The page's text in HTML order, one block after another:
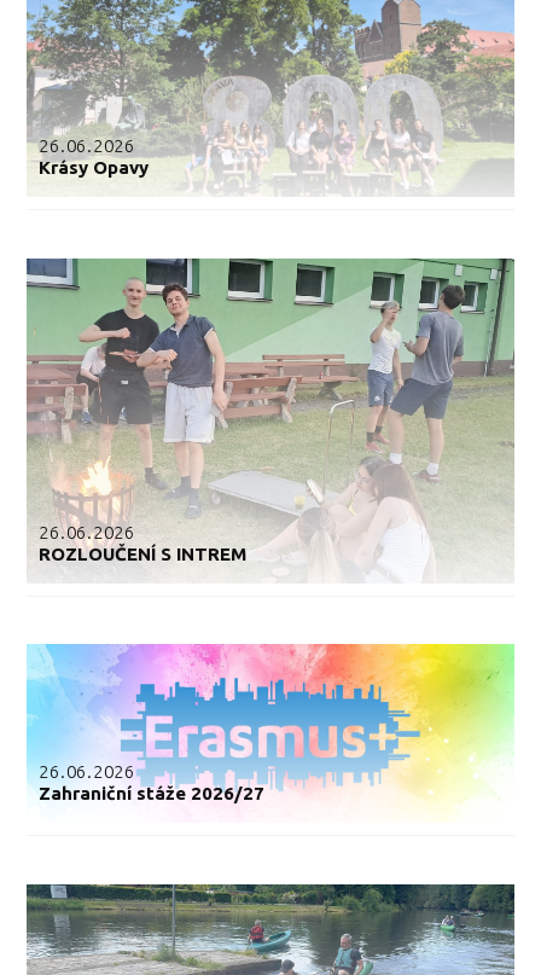
26.06.2026
Krásy Opavy
26.06.2026
ROZLOUČENÍ S INTREM
26.06.2026
Zahraniční stáže 2026/27